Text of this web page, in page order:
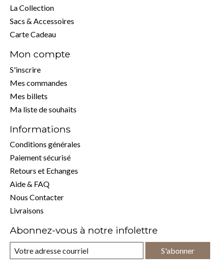
La Collection
Sacs & Accessoires
Carte Cadeau
Mon compte
S'inscrire
Mes commandes
Mes billets
Ma liste de souhaits
Informations
Conditions générales
Paiement sécurisé
Retours et Echanges
Aide & FAQ
Nous Contacter
Livraisons
Abonnez-vous à notre infolettre
S'abonner